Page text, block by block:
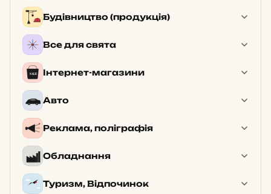
Будівництво (продукція)
Все для свята
Інтернет-магазини
Авто
Реклама, поліграфія
Обладнання
Туризм, Відпочинок